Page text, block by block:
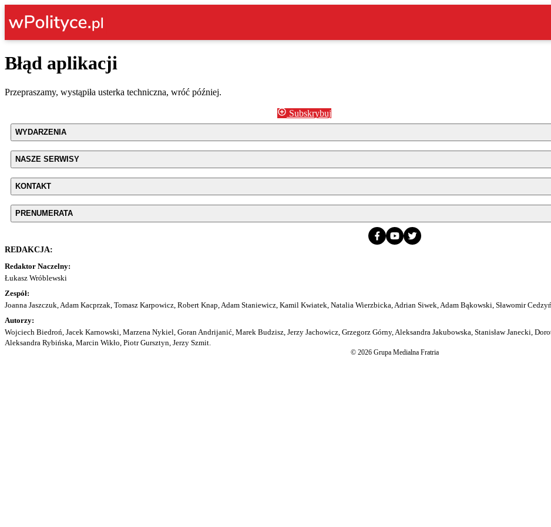
Błąd aplikacji
Przepraszamy, wystąpiła usterka techniczna, wróć później.
Subskrybuj
WYDARZENIA
NASZE SERWISY
KONTAKT
PRENUMERATA
REDAKCJA:
Redaktor Naczelny:
Łukasz Wróblewski
Zespół:
Joanna Jaszczuk, Adam Kacprzak, Tomasz Karpowicz, Robert Knap, Adam Staniewicz, Kamil Kwiatek, Natalia Wierzbicka, Adrian Siwek, Adam Bąkowski, Sławomir
Autorzy:
Wojciech Biedroń, Jacek Karnowski, Marzena Nykiel, Goran Andrijanić, Marek Budzisz, Jerzy Jachowicz, Grzegorz Górny, Aleksandra Jakubowska, Stanisław Janecki,
Aleksandra Rybińska, Marcin Wikło, Piotr Gursztyn, Jerzy Szmit.
© 2026 Grupa Medialna Fratria